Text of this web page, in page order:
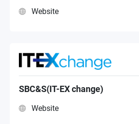
Website
SBC&S(IT-EX change)
Website